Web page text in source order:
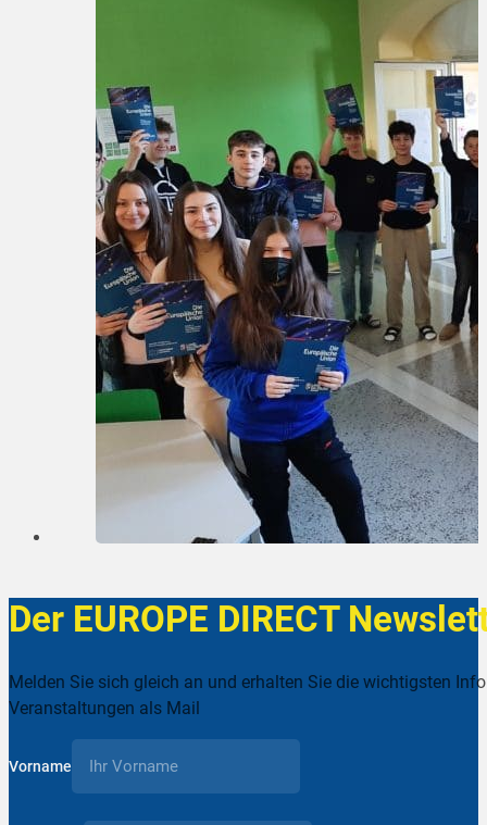
Der EUROPE DIRECT
Melden Sie sich gleich an und erhalten Sie die wichtigsten
Veranstaltungen als Mail
Vorname